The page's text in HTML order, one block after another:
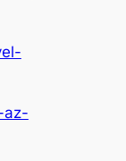
az-